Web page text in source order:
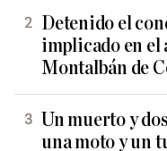
Detenido el
implicado en el
Montalbán de
Un muerto y
una moto y un